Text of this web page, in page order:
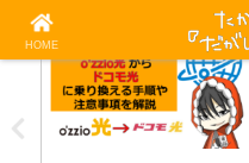
料理/食べる
HOME